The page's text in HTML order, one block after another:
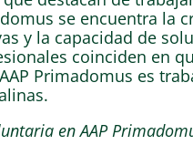
se encuentra la
y la capacidad de
coinciden en
Primadomus es
en AAP